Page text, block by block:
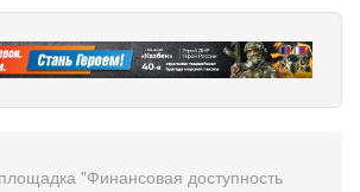
"Финансовая доступность